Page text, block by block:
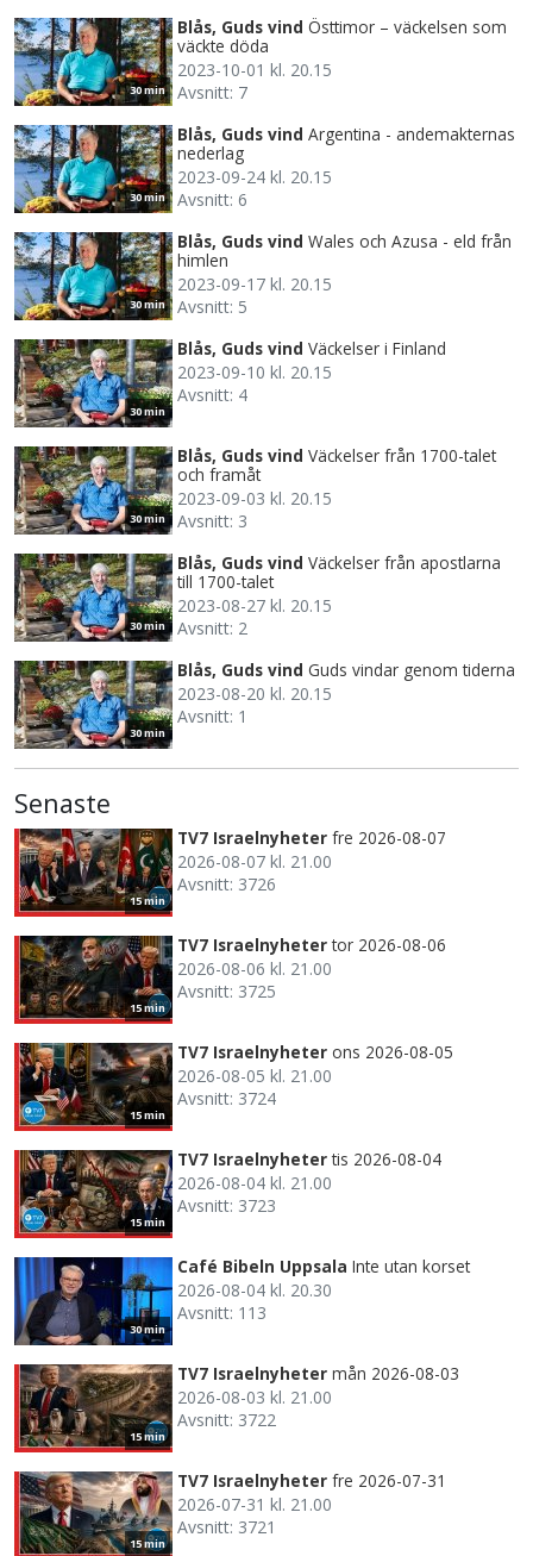
30 min
Blås, Guds vind Östtimor – väckelsen som
väckte döda
2023-10-01 kl. 20.15
Avsnitt: 7
30 min
Blås, Guds vind Argentina - andemakternas
nederlag
2023-09-24 kl. 20.15
Avsnitt: 6
30 min
Blås, Guds vind Wales och Azusa - eld från
himlen
2023-09-17 kl. 20.15
Avsnitt: 5
30 min
Blås, Guds vind Väckelser i Finland
2023-09-10 kl. 20.15
Avsnitt: 4
30 min
Blås, Guds vind Väckelser från 1700-talet
och framåt
2023-09-03 kl. 20.15
Avsnitt: 3
30 min
Blås, Guds vind Väckelser från apostlarna
till 1700-talet
2023-08-27 kl. 20.15
Avsnitt: 2
30 min
Blås, Guds vind Guds vindar genom tiderna
2023-08-20 kl. 20.15
Avsnitt: 1
Senaste
15 min
TV7 Israelnyheter fre 2026-08-07
2026-08-07 kl. 21.00
Avsnitt: 3726
15 min
TV7 Israelnyheter tor 2026-08-06
2026-08-06 kl. 21.00
Avsnitt: 3725
15 min
TV7 Israelnyheter ons 2026-08-05
2026-08-05 kl. 21.00
Avsnitt: 3724
15 min
TV7 Israelnyheter tis 2026-08-04
2026-08-04 kl. 21.00
Avsnitt: 3723
30 min
Café Bibeln Uppsala Inte utan korset
2026-08-04 kl. 20.30
Avsnitt: 113
15 min
TV7 Israelnyheter mån 2026-08-03
2026-08-03 kl. 21.00
Avsnitt: 3722
15 min
TV7 Israelnyheter fre 2026-07-31
2026-07-31 kl. 21.00
Avsnitt: 3721